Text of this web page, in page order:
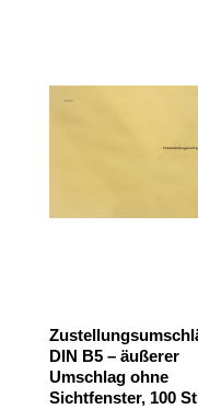
DIN B5 – äußerer
Umschlag ohne
Sichtfenster, 100